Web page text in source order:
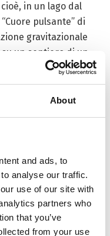
About
and ads, to
analyse our traffic.
use of our site with
partners who
that you’ve
from your use
in un lago dal
pulsante” di
gravitazionale
un sentiero di un
– ne
si trova la
portata qui
avviene la
e del Panchen
palmi nel cortile ma
discutendo. Nel